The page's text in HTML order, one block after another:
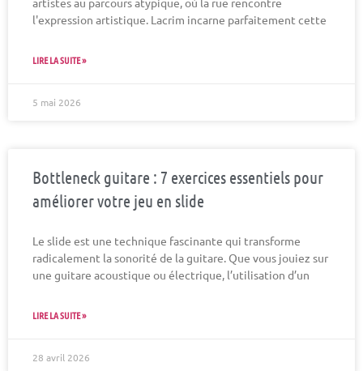
l'expression artistique. Lacrim incarne parfaitement cette
LIRE LA SUITE »
5 mai 2026
Bottleneck guitare : 7 exercices essentiels pour
améliorer votre jeu en slide
Le slide est une technique fascinante qui transforme
radicalement la sonorité de la guitare. Que vous jouiez sur
une guitare acoustique ou électrique, l’utilisation d’un
LIRE LA SUITE »
28 avril 2026